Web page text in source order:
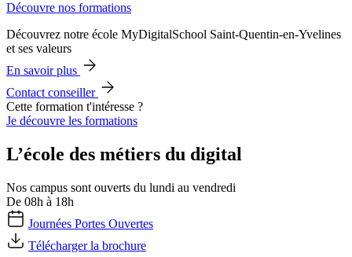
Découvre nos formations
Découvrez notre école MyDigitalSchool Saint-Quentin-en-Yvelines
et ses valeurs
En savoir plus
Contact conseiller
Cette formation t'intéresse ?
Je découvre les formations
L’école des métiers du digital
Nos campus sont ouverts du lundi au vendredi
De 08h à 18h
Journées Portes Ouvertes
Télécharger la brochure